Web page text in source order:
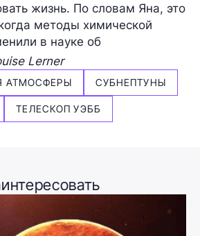
жизнь. По словам Яна, это
методы химической
в науке об
Lerner
АТМОСФЕРЫ СУБНЕПТУНЫ
ТЕЛЕСКОП УЭББ